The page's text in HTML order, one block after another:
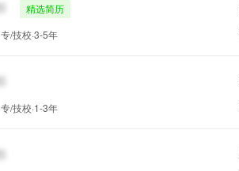
精选简历
专/技校·3-5年
专/技校·1-3年